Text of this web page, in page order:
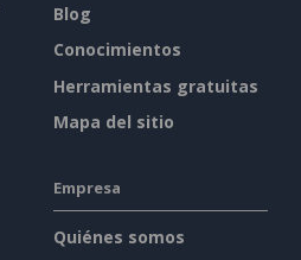
Blog
Conocimientos
Herramientas gratuitas
Mapa del sitio
Empresa
Quiénes somos